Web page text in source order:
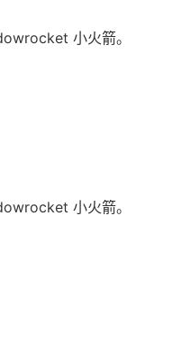
小火箭。
小火箭。